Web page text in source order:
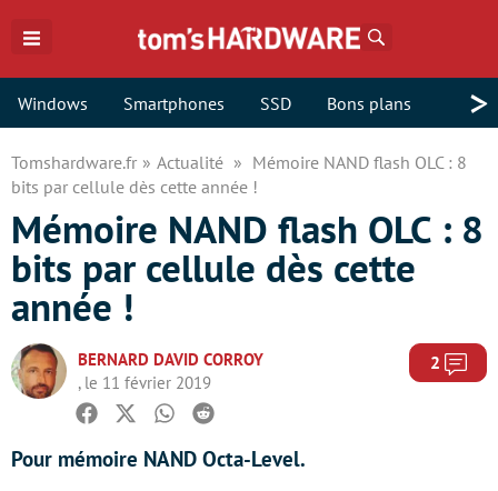
Windows Smartphones SSD Bons plans >
Tomshardware.fr Actualité
Mémoire NAND flash OLC : 8
bits par cellule dès cette année !
Mémoire NAND flash OLC : 8
bits par cellule dès cette
année !
BERNARD DAVID CORROY
, le 11 février 2019
2
Facebook
TwitterWhatsapp
Reddit
Pour mémoire NAND Octa-Level.